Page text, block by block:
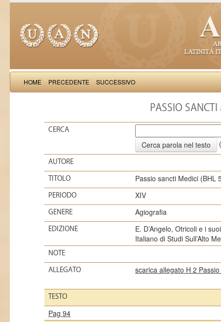
HOME PRECEDENTE SUCCESSIVO
PASSIO
CERCA
AUTORE
TITOLO Passio sancti Medici (BHL
PERIODO XIV
GENERE Agiografia
EDIZIONE
E. D’Angelo, Otricoli e i
Italiano di Studi Sull’Alto
NOTE
ALLEGATO scarica allegato H 2
TESTO
Pag 94